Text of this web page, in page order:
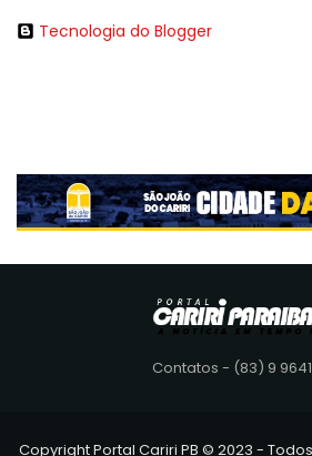
Tecnologia do Blogger
Contatos - (83) 9 9641
Copyright Portal Cariri PB © 2023 -